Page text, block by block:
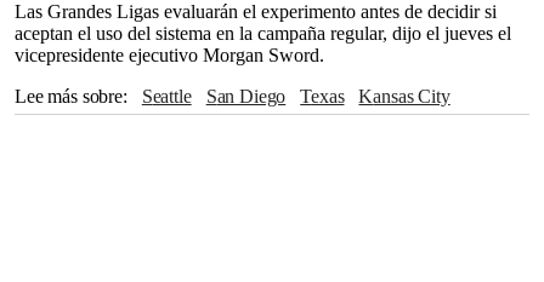
Las Grandes Ligas evaluarán el experimento antes de decidir si
aceptan el uso del sistema en la campaña regular, dijo el jueves el
vicepresidente ejecutivo Morgan Sword.
Lee más sobre
Seattle San Diego Texas Kansas City